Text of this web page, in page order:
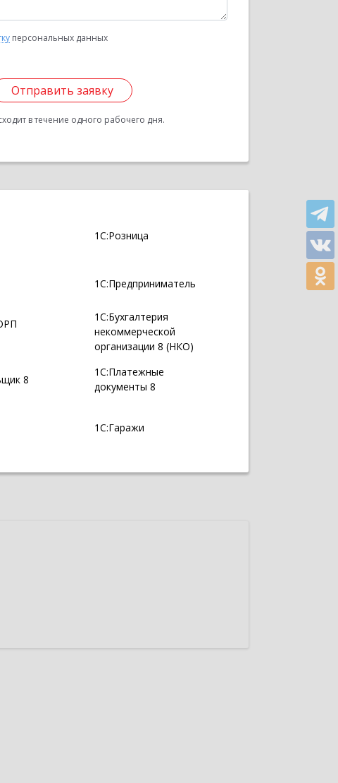
персональных данных
Отправить заявку
в течение одного рабочего дня.
1С:Розница
1С:Предприниматель
1С:Бухгалтерия
некоммерческой
организации 8 (НКО)
8
1С:Платежные
документы 8
1С:Гаражи